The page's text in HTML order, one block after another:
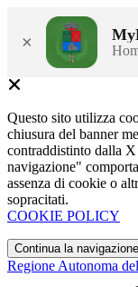
×
Questo sito utilizza
chiusura del banner
contraddistinto dalla
navigazione"
assenza di cookie o
sopracitati.
COOKIE POLICY
Continua la navigazione
Regione Autonoma